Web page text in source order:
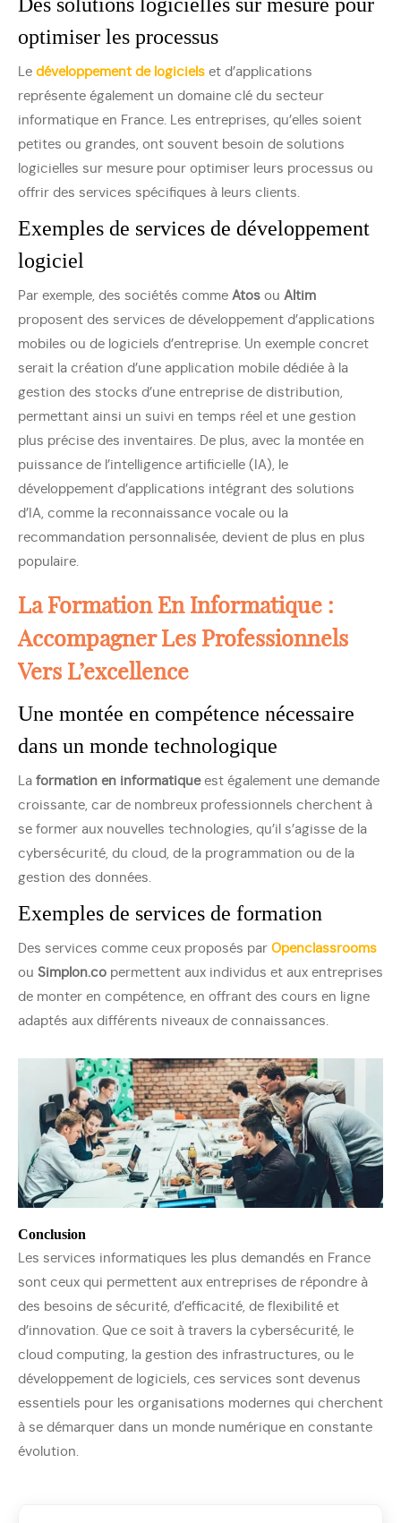
optimiser les processus
Le développement de logiciels et d’applications
représente également un domaine clé du secteur
informatique en France. Les entreprises, qu’elles soient
petites ou grandes, ont souvent besoin de solutions
logicielles sur mesure pour optimiser leurs processus ou
offrir des services spécifiques à leurs clients.
Exemples de services de développement
logiciel
Par exemple, des sociétés comme Atos ou Altim
proposent des services de développement d’applications
mobiles ou de logiciels d’entreprise. Un exemple concret
serait la création d’une application mobile dédiée à la
gestion des stocks d’une entreprise de distribution,
permettant ainsi un suivi en temps réel et une gestion
plus précise des inventaires. De plus, avec la montée en
puissance de l’intelligence artificielle (IA), le
développement d’applications intégrant des solutions
d’IA, comme la reconnaissance vocale ou la
recommandation personnalisée, devient de plus en plus
populaire.
La Formation En Informatique :
Accompagner Les Professionnels
Vers L’excellence
Une montée en compétence nécessaire
dans un monde technologique
La formation en informatiqueest également une demande
croissante, car de nombreux professionnels cherchent à
se former aux nouvelles technologies, qu’il s’agisse de la
cybersécurité, du cloud, de la programmation ou de la
gestion des données.
Exemples de services de formation
Des services comme ceux proposés par Openclassrooms
ou Simplon.co permettent aux individus et aux entreprises
de monter en compétence, en offrant des cours en ligne
adaptés aux différents niveaux de connaissances.
Conclusion
Les services informatiques les plus demandés en France
sont ceux qui permettent aux entreprises de répondre à
des besoins de sécurité, d’efficacité, de flexibilité et
d’innovation. Que ce soit à travers la cybersécurité, le
cloud computing, la gestion des infrastructures, ou le
développement de logiciels, ces services sont devenus
essentiels pour les organisations modernes qui cherchent
à se démarquer dans un monde numérique en constante
évolution.